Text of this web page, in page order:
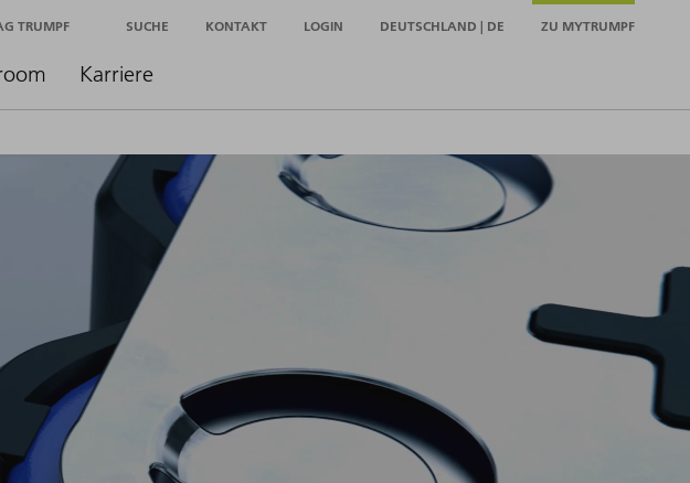
Karriere
TRUMPF SUCHE KONTAKT LOGIN DEUTSCHLAND | DE ZU MYTRUMPF